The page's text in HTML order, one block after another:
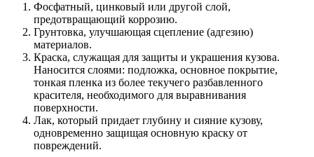
Фосфатный, цинковый или другой слой,
предотвращающий коррозию.
Грунтовка, улучшающая сцепление (адгезию)
материалов.
Краска, служащая для защиты и украшения кузова.
Наносится слоями: подложка, основное покрытие,
тонкая пленка из более текучего разбавленного
красителя, необходимого для выравнивания
поверхности.
Лак, который придает глубину и сияние кузову,
одновременно защищая основную краску от
повреждений.